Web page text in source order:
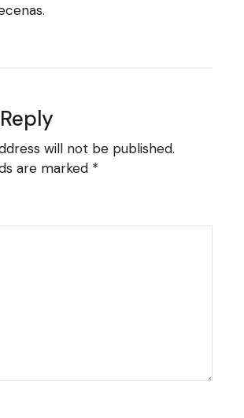
will not be published.
are marked *